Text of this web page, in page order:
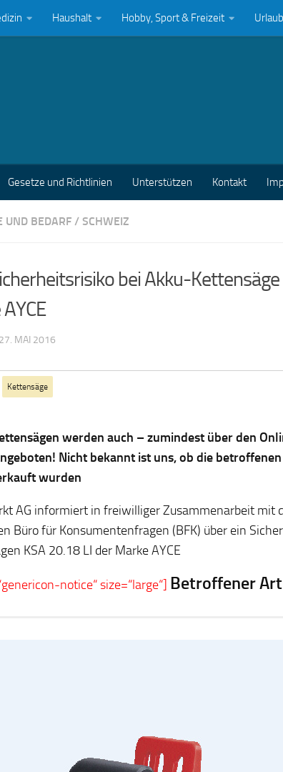
Haushalt Hobby, Sport & Freizeit
Gesetze und Richtlinien Unterstützen Kontakt
UND BEDARF / SCHWEIZ
bei Akku-
27. MAI 2016
Kettensäge
werden auch – zumindest über den
Nicht bekannt ist uns, ob die
wurden
AG informiert in freiwilliger Zusammenarbeit mit
Büro für Konsumentenfragen (BFK) über ein
KSA 20.18 LI der Marke AYCE
notice“ size=“large“] Betroffener